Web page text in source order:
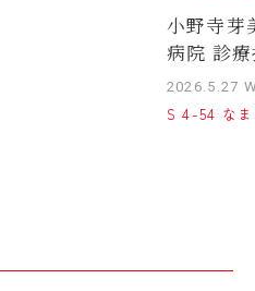
小野寺芽
病院 診
2026.5.27
S 4-54 な